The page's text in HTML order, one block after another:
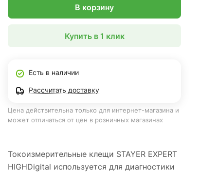
В корзину
Купить в 1 клик
Есть в наличии
Рассчитать доставку
Цена действительна только для интернет-магазина и
может отличаться от цен в розничных магазинах
Токоизмерительные клещи STAYER EXPERT
HIGHDigital используется для диагностики